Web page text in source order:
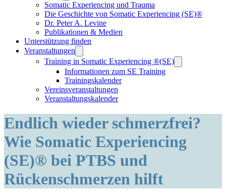
Somatic Experiencing und Trauma
Die Geschichte von Somatic Experiencing (SE)®
Dr. Peter A. Levine
Publikationen & Medien
Unterstützung finden
Veranstaltungen
Training in Somatic Experiencing ®(SE)
Informationen zum SE Training
Trainingskalender
Vereinsveranstaltungen
Veranstaltungskalender
Endlich wieder schmerzfrei?
Wie Somatic Experiencing
(SE)® bei PTBS und
Rückenschmerzen hilft